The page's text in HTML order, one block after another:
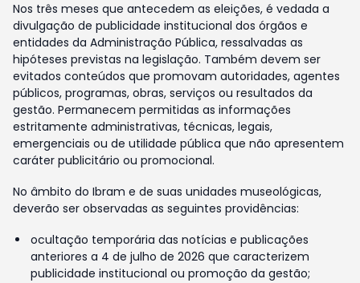
Nos três meses que antecedem as eleições, é vedada a
divulgação de publicidade institucional dos órgãos e
entidades da Administração Pública, ressalvadas as
hipóteses previstas na legislação. Também devem ser
evitados conteúdos que promovam autoridades, agentes
públicos, programas, obras, serviços ou resultados da
gestão. Permanecem permitidas as informações
estritamente administrativas, técnicas, legais,
emergenciais ou de utilidade pública que não apresentem
caráter publicitário ou promocional.
No âmbito do Ibram e de suas unidades museológicas,
deverão ser observadas as seguintes providências:
ocultação temporária das notícias e publicações
anteriores a 4 de julho de 2026 que caracterizem
publicidade institucional ou promoção da gestão;